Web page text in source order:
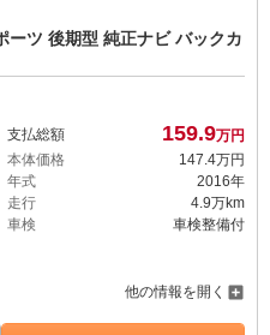
ツ 後期型 純正ナビ バックカ
支払総額 159.9万円
本体価格
147. 4万円
年式
2016年
走行
4.9万km
車検
車検整備付
他の情報を開く